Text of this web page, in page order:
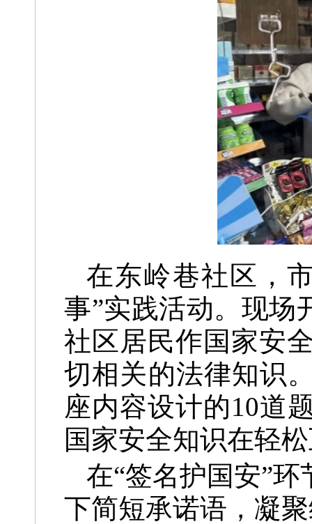
在东岭巷社区，
事”实践活动。现场
社区居民作国家安
切相关的法律知识
座内容设计的10道
国家安全知识在轻
在“签名护国安”
下简短承诺语，凝